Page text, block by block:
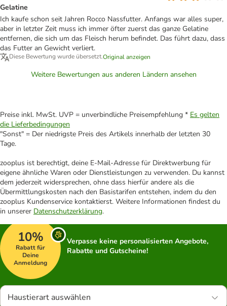
Gelatine
Ich kaufe schon seit Jahren Rocco Nassfutter. Anfangs war alles super,
aber in letzter Zeit muss ich immer öfter zuerst das ganze Gelatine
entfernen, die sich um das Fleisch herum befindet. Das führt dazu, dass
das Futter an Gewicht verliert.
Diese Bewertung wurde übersetzt.Original anzeigen
Weitere Bewertungen aus anderen Ländern ansehen
Preise inkl. MwSt. UVP = unverbindliche Preisempfehlung * Es gelten
die Lieferbedingungen
"Sonst" = Der niedrigste Preis des Artikels innerhalb der letzten 30
Tage.
zooplus ist berechtigt, deine E-Mail-Adresse für Direktwerbung für
eigene ähnliche Waren oder Dienstleistungen zu verwenden. Du kannst
dem jederzeit widersprechen, ohne dass hierfür andere als die
Übermittlungskosten nach den Basistarifen entstehen, indem du den
zooplus Kundenservice kontaktierst. Weitere Informationen findest du
in unserer Datenschutzerklärung.
10%
Rabatt für
Deine
Anmeldung
Verpasse keine personalisierten Angebote,
Rabatte und Gutscheine!
Haustierart auswählen